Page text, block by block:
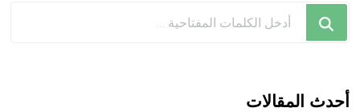
تبحث
ما؟
أحدث المقالات